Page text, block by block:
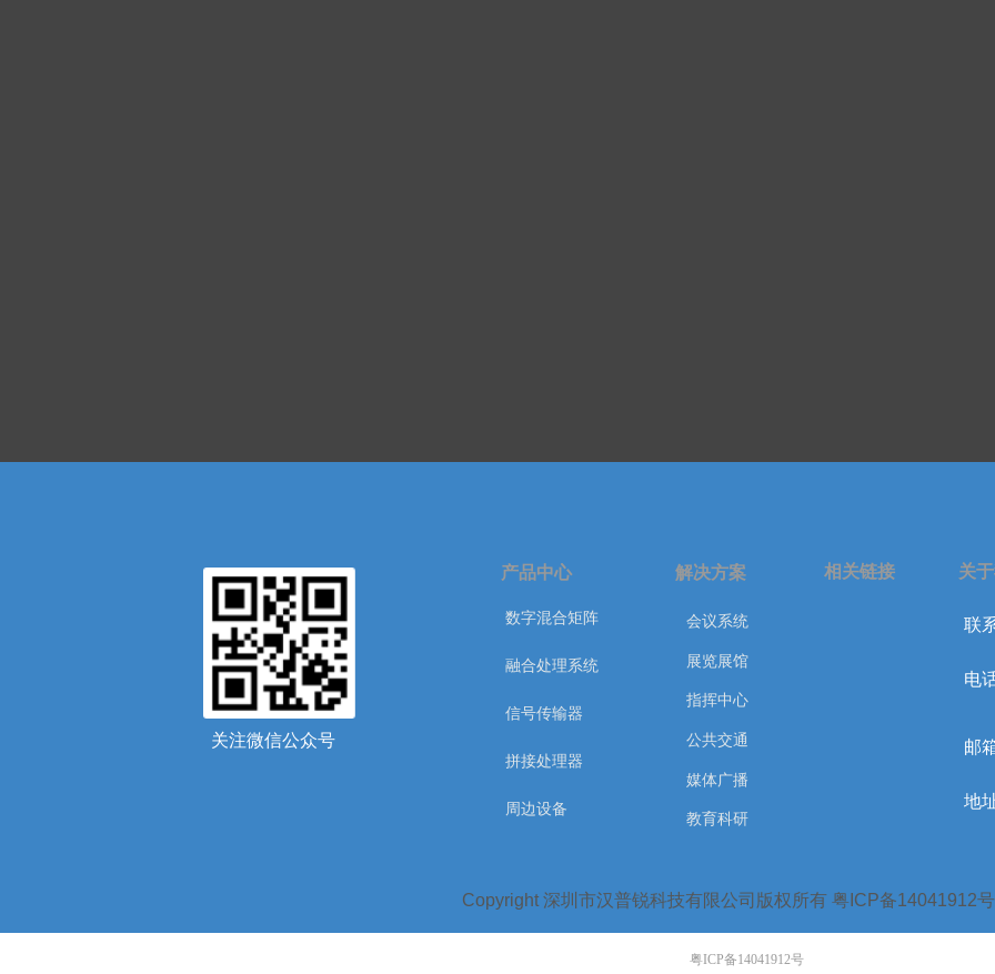
产品中心
数字混合矩阵
融合处理系统
信号传输器
拼接处理器
周边设备
会议系统
展览展馆
指挥中心
公共交通
媒体广播
教育科研
解决方案 相关链接
联
电
邮
地
关
关注微信公众号
Copyright 深圳市汉普锐科技有限公司版权所有 粤ICP备14041912号
粤ICP备14041912号